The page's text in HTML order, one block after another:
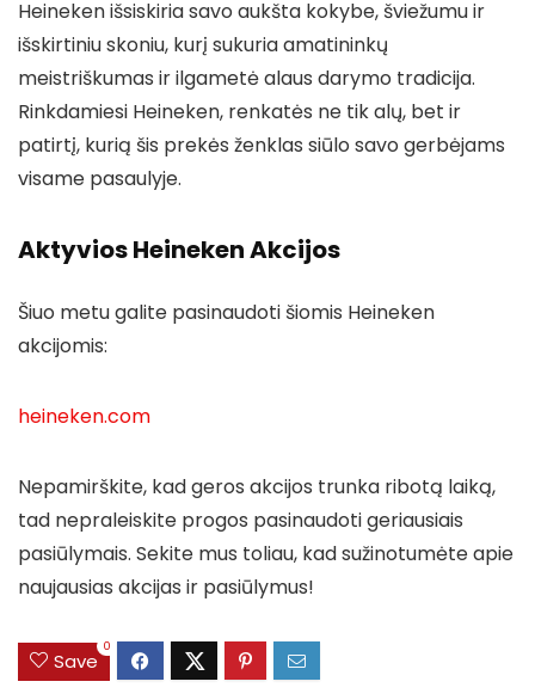
Heineken išsiskiria savo aukšta kokybe, šviežumu ir
išskirtiniu skoniu, kurį sukuria amatininkų
meistriškumas ir ilgametė alaus darymo tradicija.
Rinkdamiesi Heineken, renkatės ne tik alų, bet ir
patirtį, kurią šis prekės ženklas siūlo savo gerbėjams
visame pasaulyje.
Aktyvios Heineken Akcijos
Šiuo metu galite pasinaudoti šiomis Heineken
akcijomis:
heineken.com
Nepamirškite, kad geros akcijos trunka ribotą laiką,
tad nepraleiskite progos pasinaudoti geriausiais
pasiūlymais. Sekite mus toliau, kad sužinotumėte apie
naujausias akcijas ir pasiūlymus!
Save
0